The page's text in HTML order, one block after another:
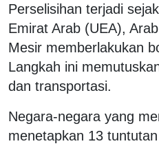
Perselisihan terjadi
Emirat Arab (UEA),
Mesir memberlakukan
Langkah ini
dan transportasi.
Negara-negara yang
menetapkan 13